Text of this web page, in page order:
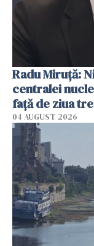
Radu Miruţă:
centralei
faţă de ziua
04 AUGUST 2026